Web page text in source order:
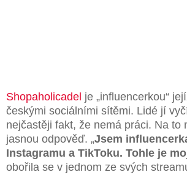
Shopaholicadel je „influencerkou“
českými sociálními sítěmi. Lidé jí
nejčastěji fakt, že nemá práci. Na to
jasnou odpověď. „Jsem
Instagramu a TikToku. Tohle je
obořila se v jednom ze svých